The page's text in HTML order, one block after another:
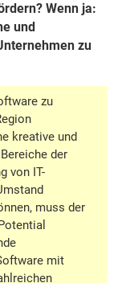
Wenn ja:
und
zu
zu
kreative und
der
von IT-
muss der
mit